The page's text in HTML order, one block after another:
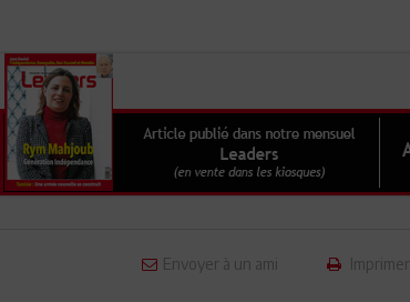
Envoyer à un ami Imprimer